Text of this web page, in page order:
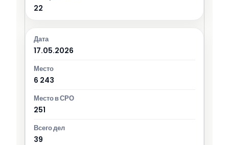
22
17.05.2026
6 243
251
39